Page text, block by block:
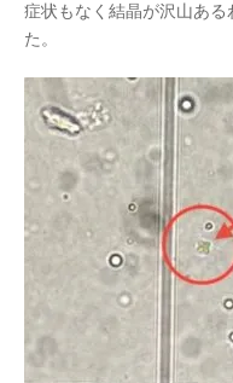
症状もなく結晶が沢山あ
た。